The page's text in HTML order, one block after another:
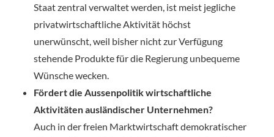
Staat zentral verwaltet werden, ist meist jegliche
privatwirtschaftliche Aktivität höchst
unerwünscht, weil bisher nicht zur Verfügung
stehende Produkte für die Regierung unbequeme
Wünsche wecken.
Fördert die Aussenpolitik wirtschaftliche
Aktivitäten ausländischer Unternehmen?
Auch in der freien Marktwirtschaft demokratischer